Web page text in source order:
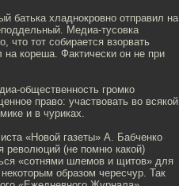
батька хладнокровно отправил на
Медиа-тусовка
что тот собирается взорвать
кореша. Фактически он не при
общественность громко
право: участвовать во всякой
и в чуриках.
«Новой газеты» А. Бабченко
революций (не помню какой)
«сотнями шлемов и щитов» для
образом чересчур. Так